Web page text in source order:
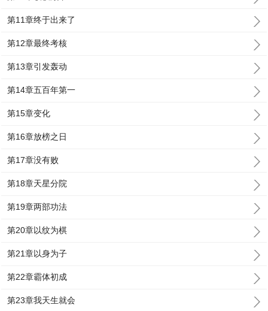
第11章终于出来了
第12章最终考核
第13章引发轰动
第14章五百年第一
第15章变化
第16章放榜之日
第17章没有败
第18章天星分院
第19章两部功法
第20章以纹为棋
第21章以身为子
第22章霸体初成
第23章我天生就会